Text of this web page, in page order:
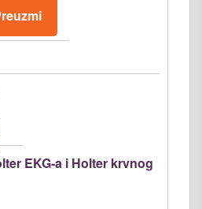
EKG-a i Holter krvnog